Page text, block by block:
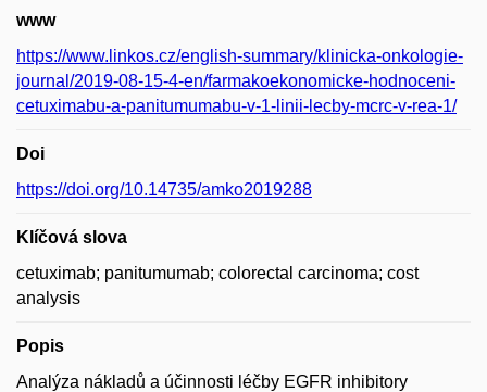
www
https://www.linkos.cz/english-summary/klinicka-onkologie-
journal/2019-08-15-4-en/farmakoekonomicke-hodnoceni-
cetuximabu-a-panitumumabu-v-1-linii-lecby-mcrc-v-rea-1/
Doi
https://doi.org/10.14735/amko2019288
Klíčová slova
cetuximab; panitumumab; colorectal carcinoma; cost
analysis
Popis
Analýza nákladů a účinnosti léčby EGFR inhibitory